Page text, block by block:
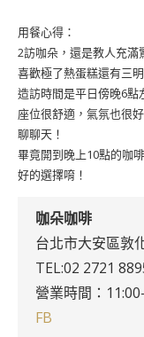
用餐心得：
2訪咖朵，還是教人充滿
喜歡極了熱蛋糕還有三明
造訪時間是平日傍晚6點
座位很舒適，氣氛也很
聊聊天！
畢竟開到晚上10點的咖
好的選擇唷！
咖朵咖啡
台北市大安區敦
TEL:02 2721
營業時間：
FB